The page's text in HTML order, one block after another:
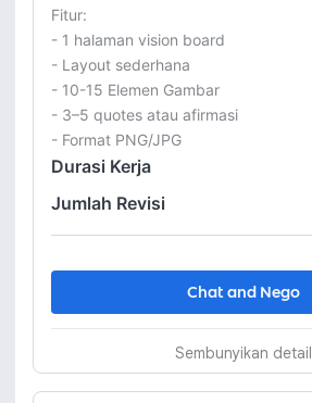
Fitur:
- 1 halaman vision board
- Layout sederhana
- 10-15 Elemen Gambar
- 3–5 quotes atau afirmasi
- Format PNG/JPG
Durasi Kerja
Jumlah Revisi
Chat and Nego
Sembunyikan detail